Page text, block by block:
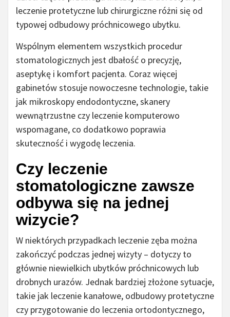
leczenie protetyczne lub chirurgiczne różni się od
typowej odbudowy próchnicowego ubytku.
Wspólnym elementem wszystkich procedur
stomatologicznych jest dbałość o precyzję,
aseptykę i komfort pacjenta. Coraz więcej
gabinetów stosuje nowoczesne technologie, takie
jak mikroskopy endodontyczne, skanery
wewnątrzustne czy leczenie komputerowo
wspomagane, co dodatkowo poprawia
skuteczność i wygodę leczenia.
Czy leczenie
stomatologiczne zawsze
odbywa się na jednej
wizycie?
W niektórych przypadkach leczenie zęba można
zakończyć podczas jednej wizyty – dotyczy to
głównie niewielkich ubytków próchnicowych lub
drobnych urazów. Jednak bardziej złożone sytuacje,
takie jak leczenie kanałowe, odbudowy protetyczne
czy przygotowanie do leczenia ortodontycznego,